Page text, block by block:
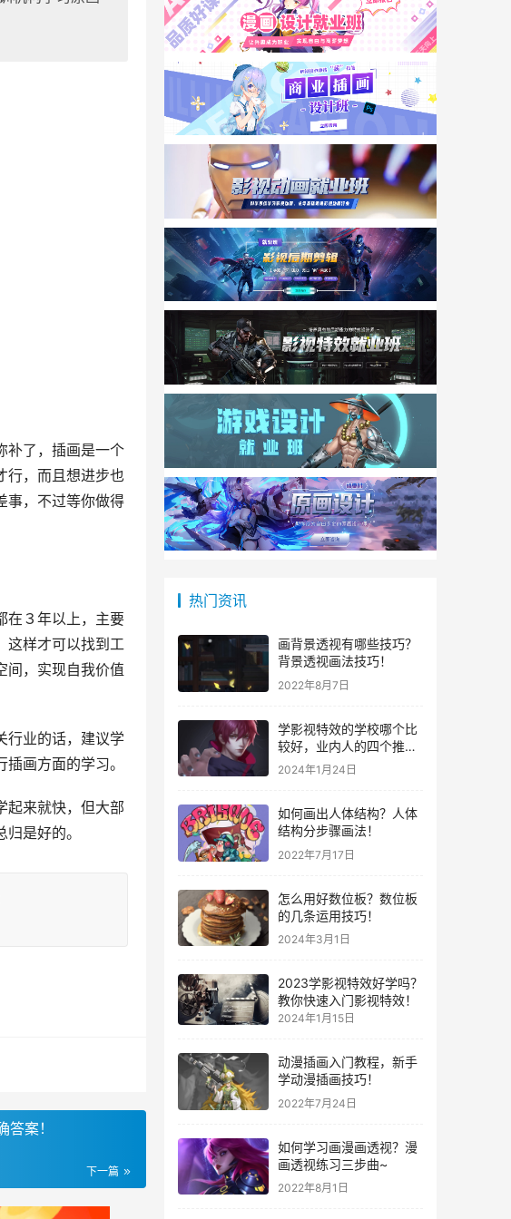
补了，插画是一个
行，而且想进步也
事，不过等你做得
在３年以上，主要
这样才可以找到工
间，实现自我价值
行业的话，建议学
画方面的学习。
起来就快，但大部
是好的。
案！
下一篇
热门资讯
画背景透视有哪些技巧？
背景透视画法技巧！
2022年8月7日
学影视特效的学校哪个比
较好，业内人的四个推
荐！
2024年1月24日
如何画出人体结构？人体
结构分步骤画法！
2022年7月17日
怎么用好数位板？数位板
的几条运用技巧！
2024年3月1日
2023学影视特效好学吗？
教你快速入门影视特效！
2024年1月15日
动漫插画入门教程，新手
学动漫插画技巧！
2022年7月24日
如何学习画漫画透视？漫
画透视练习三步曲~
2022年8月1日